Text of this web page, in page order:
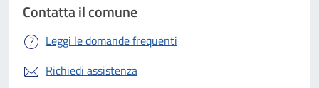
Contatta il comune
Leggi le domande frequenti
Richiedi assistenza